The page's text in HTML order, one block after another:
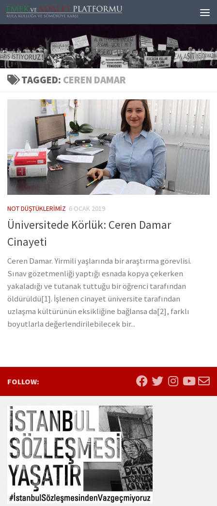
Skip to content
TAGGED: CEREN DAMAR
NOT DÜŞTÜKLERIMIZ 6 OCAK 2019
Üniversitede Körlük: Ceren Damar
Cinayeti
Ceren Damar. Yirmili yaşlarında bir araştırma görevlisi.
Sınav gözetmenliği yaptığı esnada kopya çekerken
yakaladığı ve tutanak tuttuğu bir öğrenci tarafından
öldürüldü[1]. İşlenen cinayet üniversite tarafından
uzlaşma kültürünün eksikliğine bağlansa da[2], farklı
boyutlarla değerlendirilebilecek bir...
FOLLOW: